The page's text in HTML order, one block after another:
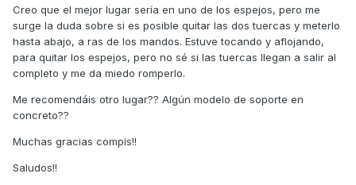
Creo que el mejor lugar sería en uno de los espejos, pero me
surge la duda sobre si es posible quitar las dos tuercas y meterlo
hasta abajo, a ras de los mandos. Estuve tocando y aflojando,
para quitar los espejos, pero no sé si las tuercas llegan a salir al
completo y me da miedo romperlo.
Me recomendáis otro lugar?? Algún modelo de soporte en
concreto??
Muchas gracias compis!!
Saludos!!